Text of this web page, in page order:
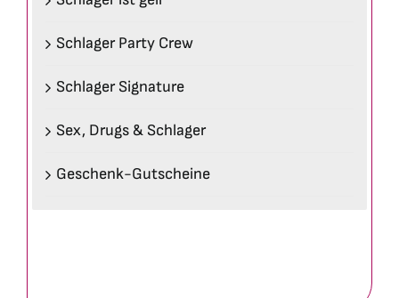
Schlager Party Crew
Schlager Signature
Sex, Drugs & Schlager
Geschenk-Gutscheine